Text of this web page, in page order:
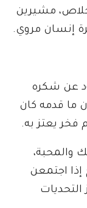
مشيرين
إنسان مروي.
عن شكره
ما قدمه كان
فخر يعتز به.
والمحبة،
اجتمعن
التحديات